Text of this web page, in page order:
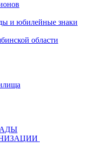
и юбилейные знаки
области